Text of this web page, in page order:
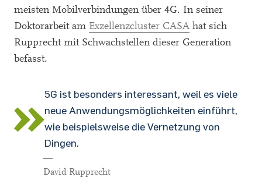
meisten Mobilverbindungen über 4G. In seiner
Doktorarbeit am Exzellenzcluster CASA hat sich
Rupprecht mit Schwachstellen dieser Generation
befasst.
5G ist besonders interessant, weil es viele
neue Anwendungsmöglichkeiten einführt,
wie beispielsweise die Vernetzung von
Dingen.
—
David Rupprecht